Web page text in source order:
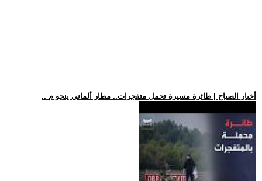
.. أخبار الصباح | طائرة مسيرة تحمل متفجرات.. مطار ألماني ينجو م